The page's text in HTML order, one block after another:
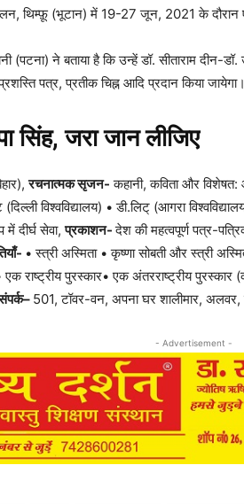
थिम्फ़ू (भूटान) में 19-27 जून, 2021 के
(पटना) ने बताया है कि उन्हें डॉ. सीताराम दीन-डॉ.
पत्र, प्रतीक चिह्न आदि प्रदान किया जायेगा।
सिंह, जरा जान लीजिए
रचनात्मक सृजन- कहानी, कविता और
विश्वविद्यालय) • डी.लिट् (आगरा
में दीर्घ सेवा,प्रकाशन-देश की महत्वपूर्ण पत्र-
• स्त्री अस्मिता • कृष्णा सोबती और स्त्री
एक राष्ट्रीय पुरस्कार• एक अंतरराष्ट्रीय पुरस्कार
– 501, टॉवर-वन, अपना घर शालीमार,
- Advertisement -